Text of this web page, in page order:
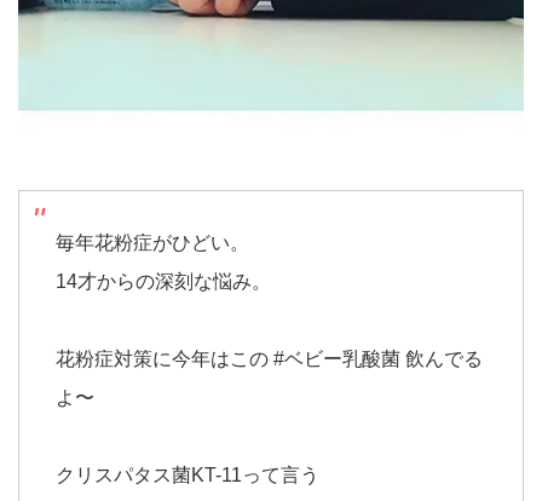
毎年花粉症がひどい。
14才からの深刻な悩み。
花粉症対策に今年はこの #ベビー乳酸菌 飲んでる
よ〜
クリスパタス菌KT-11って言う